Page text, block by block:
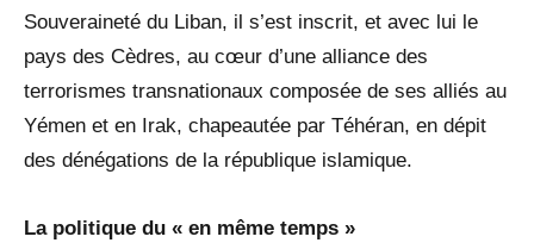
Souveraineté du Liban, il s’est inscrit, et avec lui le
pays des Cèdres, au cœur d’une alliance des
terrorismes transnationaux composée de ses alliés au
Yémen et en Irak, chapeautée par Téhéran, en dépit
des dénégations de la république islamique.
La politique du « en même temps »